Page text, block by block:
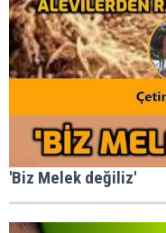
'Biz Melek değiliz'